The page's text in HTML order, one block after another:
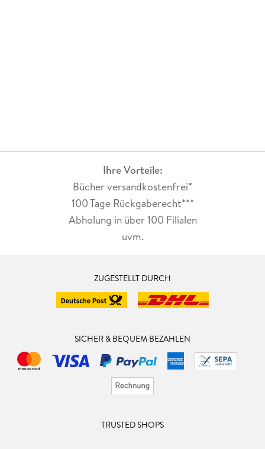
Ihre Vorteile:
Bücher versandkostenfrei*
100 Tage Rückgaberecht***
Abholung in über 100 Filialen
uvm.
ZUGESTELLT DURCH
SICHER & BEQUEM BEZAHLEN
TRUSTED SHOPS